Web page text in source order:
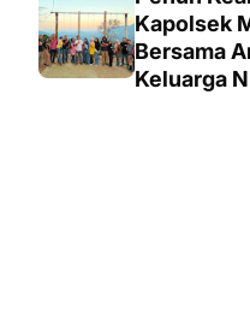
Kapolsek
Bersama
Keluarga